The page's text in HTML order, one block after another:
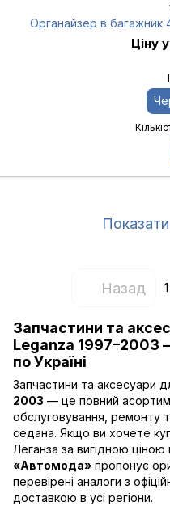
Органайзер в багажник
Ціну
Назад 1
Запчастини та
Leganza 1997–2003
по Україні
Запчастини та аксесуари
2003 — це повний
обслуговування, ремонту
седана. Якщо ви хочете
Леганза за вигідною ціною
«Автомода» пропонує
перевірені аналоги з
доставкою в усі регіони.